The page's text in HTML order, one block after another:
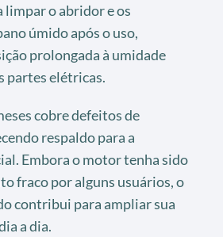
limpar o abridor e os
úmido após o uso,
prolongada à umidade
partes elétricas.
cobre defeitos de
respaldo para a
Embora o motor tenha sido
fraco por alguns usuários, o
contribui para ampliar sua
a dia.